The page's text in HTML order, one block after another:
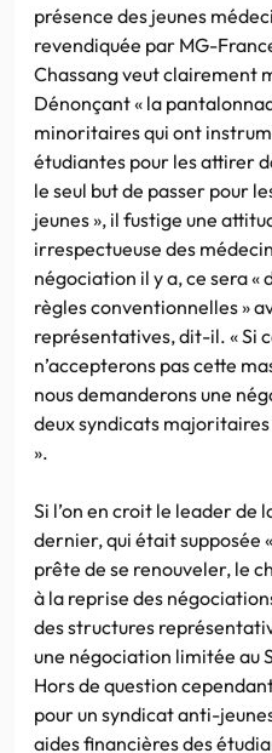
présence des jeunes
revendiquée par MG-
Chassang veut clairement
Dénonçant « la
minoritaires qui ont
étudiantes pour les attirer
le seul but de passer pour
jeunes », il fustige une
irrespectueuse des
négociation il y a, ce sera «
règles conventionnelles »
représentatives, dit-il. « Si
n’accepterons pas cette
nous demanderons une
deux syndicats
».
Si l’on en croit le leader de
dernier, qui était supposée
prête de se renouveler, le
à la reprise des
des structures
une négociation limitée au
Hors de question
pour un syndicat anti-
aides financières des